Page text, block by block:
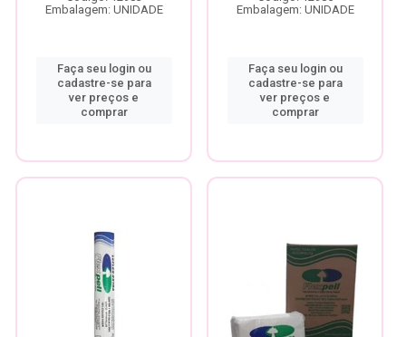
Embalagem: UNIDADE
Faça seu login ou
cadastre-se para
ver preços e
comprar
Embalagem: UNIDADE
Faça seu login ou
cadastre-se para
ver preços e
comprar